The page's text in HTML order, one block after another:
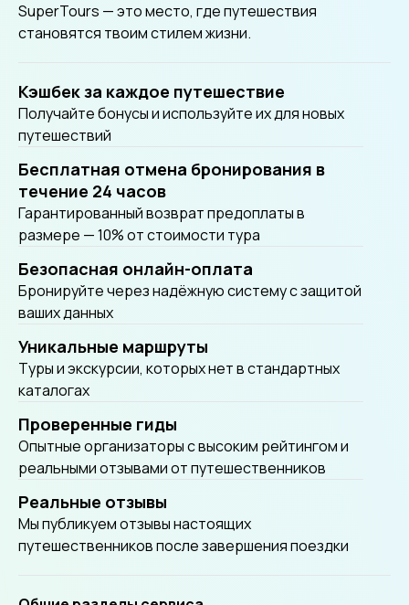
SuperTours — это место, где путешествия
становятся твоим стилем жизни.
Кэшбек за каждое путешествие
Получайте бонусы и используйте их для новых
путешествий
Бесплатная отмена бронирования в
течение 24 часов
Гарантированный возврат предоплаты в
размере — 10% от стоимости тура
Безопасная онлайн-оплата
Бронируйте через надёжную систему с защитой
ваших данных
Уникальные маршруты
Tуры и экскурсии, которых нет в стандартных
каталогах
Проверенные гиды
Опытные организаторы с высоким рейтингом и
реальными отзывами от путешественников
Реальные отзывы
Мы публикуем отзывы настоящих
путешественников после завершения поездки